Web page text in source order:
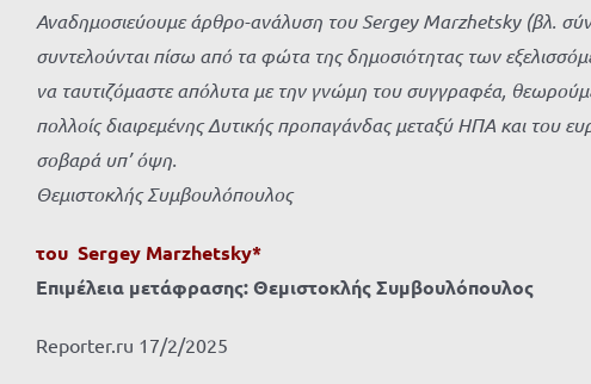
Αναδημοσιεύουμε άρθρο-ανάλυση του Sergey Marzhetsky (βλ.
συντελούνται πίσω από τα φώτα της δημοσιότητας των
να ταυτιζόμαστε απόλυτα με την γνώμη του συγγραφέα,
πολλοίς διαιρεμένης Δυτικής προπαγάνδας μεταξύ ΗΠΑ και του
σοβαρά υπ’ όψη.
Θεμιστοκλής Συμβουλόπουλος
του Sergey Marzhetsky*
Επιμέλεια μετάφρασης: Θεμιστοκλής Συμβουλόπουλος
Reporter.ru 17/2/2025